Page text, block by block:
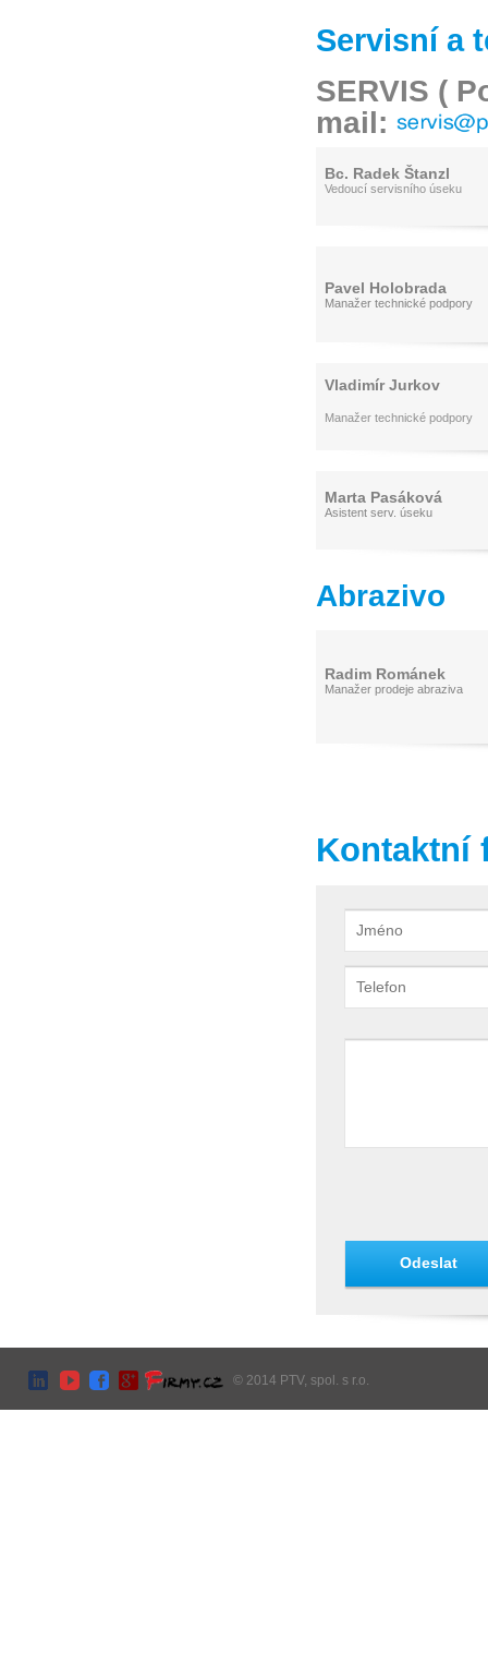
Servisní a
SERVIS (
mail:
Bc. Radek Štanzl
Vedoucí servisního úseku
Pavel Holobrada
Manažer technické podpory
Vladimír Jurkov
Manažer technické podpory
Marta Pasáková
Asistent serv. úseku
Abrazivo
Radim Románek
Manažer prodeje abraziva
Kontaktní
Odeslat
© 2014 PTV, spol. s r.o.